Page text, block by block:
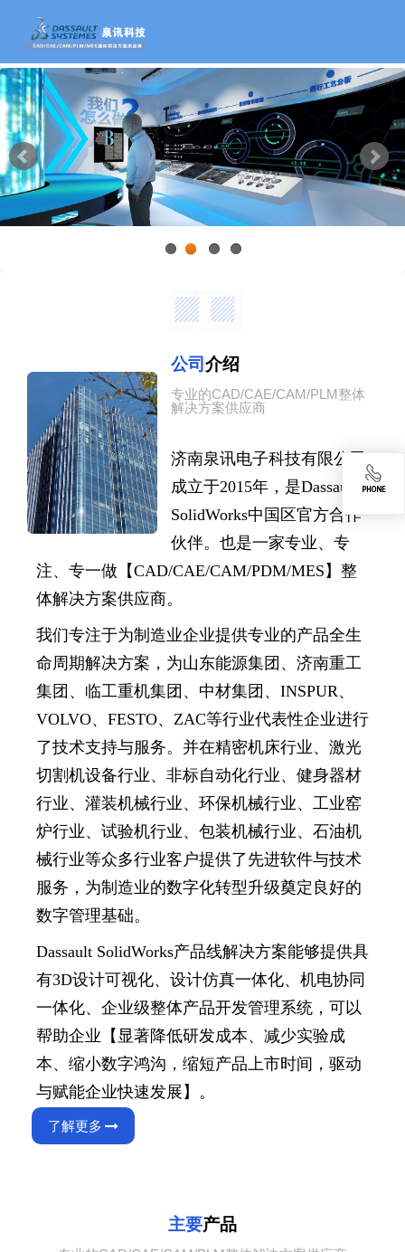
公司介绍
专业的CAD/CAE/CAM/PLM整体
解决方案供应商
济南泉讯电子科技有限公司
成立于2015年，是Dassault
SolidWorks中国区官方合作
伙伴。也是一家专业、专
注、专一做【CAD/CAE/CAM/PDM/MES】整
体解决方案供应商。
我们专注于为制造业企业提供专业的产品全生
命周期解决方案，为山东能源集团、济南重工
集团、临工重机集团、中材集团、INSPUR、
VOLVO、FESTO、ZAC等行业代表性企业进行
了技术支持与服务。 并在精密机床行业、激光
切割机设备行业、非标自动化行业、健身器材
行业、灌装机械行业、环保机械行业、工业窑
炉行业、试验机行业、包装机械行业、石油机
械行业等众多行业客户提供了先进软件与技术
服务，为制造业的数字化转型升级奠定良好的
数字管理基础。
Dassault SolidWorks产品线解决方案能够提供具
有3D设计可视化、设计仿真一体化、机电协同
一体化、企业级整体产品开发管理系统，可以
帮助企业【显著降低研发成本、减少实验成
本、缩小数字鸿沟，缩短产品上市时间，驱动
与赋能企业快速发展】。
了解更多
主要产品